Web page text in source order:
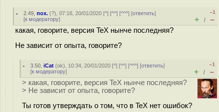
2.49 ,пох. (?), 07:16, 20/01/2020 [^] [^^] [^^^] [ответить]
[к модератору]
–1
+ / –
какая, говорите, версия TeX нынче последняя?
Не зависит от опыта, говорите?
3.50 ,iCat (ok), 10:34, 20/01/2020 [^] [^^] [^^^] [ответить]
[к модератору]
–1
+ / –
> какая, говорите, версия TeX нынче последняя?
> Не зависит от опыта, говорите?
Ты готов утверждать о том, что в TeX нет ошибок?